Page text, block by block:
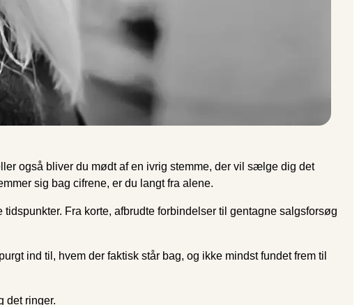
også bliver du mødt af en ivrig stemme, der vil sælge dig det
sig bag cifrene, er du langt fra alene.
Fra korte, afbrudte forbindelser til gentagne salgsforsøg
ind til, hvem der faktisk står bag, og ikke mindst fundet frem til
det ringer.